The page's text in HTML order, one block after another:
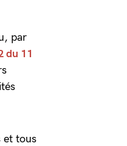
par
du 11
et tous